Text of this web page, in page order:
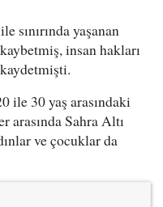
sınırında yaşanan
insan hakları
ile 30 yaş arasındaki
arasında Sahra Altı
ve çocuklar da